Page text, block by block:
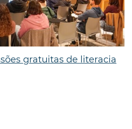
gratuitas de literacia